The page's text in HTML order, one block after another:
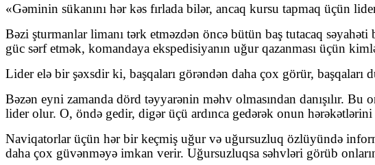
«Gəminin sükanını hər kəs fırlada bilər, ancaq kursu tapmaq üçün
Bəzi şturmanlar limanı tərk etməzdən öncə bütün baş tutacaq
güc sərf etmək, komandaya ekspedisiyanın uğur qazanması üçün
Lider elə bir şəxsdir ki, başqaları görəndən daha çox görür, başqaları
Bəzən eyni zamanda dörd təyyarənin məhv olmasından danışılır.
lider olur. O, öndə gedir, digər üçü ardınca gedərək onun
Naviqatorlar üçün hər bir keçmiş uğur və uğursuzluq özlüyündə
daha çox güvənməyə imkan verir. Uğursuzluqsa səhvləri görüb